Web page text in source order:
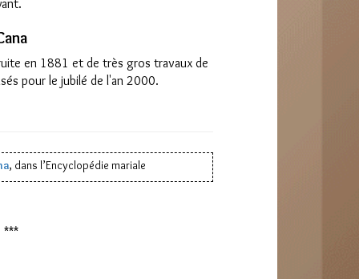
en 1881 et de très gros travaux de
pour le jubilé de l'an 2000.
, dans l’Encyclopédie mariale
***